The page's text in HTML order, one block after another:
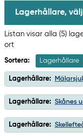
Lagerhållare,
Listan visar alla (5)
ort
Sortera: Lagerhållare
Lagerhållare:
Lagerhållare: Skånes
Lagerhållare: